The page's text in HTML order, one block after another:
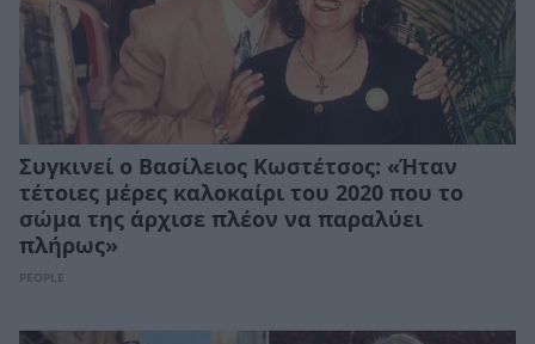
Συγκινεί ο Βασίλειος Κωστέτσος: «Ήταν
τέτοιες μέρες καλοκαίρι του 2020 που το
σώμα της άρχισε πλέον να παραλύει
πλήρως»
PEOPLE